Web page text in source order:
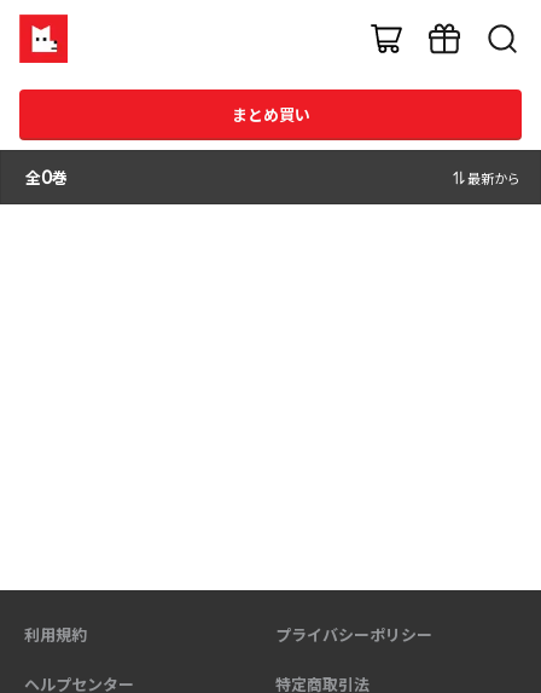
まとめ買い
全0巻 最新から
利用規約 プライバシーポリシー
ヘルプセンター 特定商取引法